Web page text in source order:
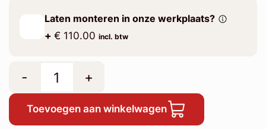
Laten monteren in onze werkplaats?
+ € 110.00 incl. btw
- +
Toevoegen aan winkelwagen